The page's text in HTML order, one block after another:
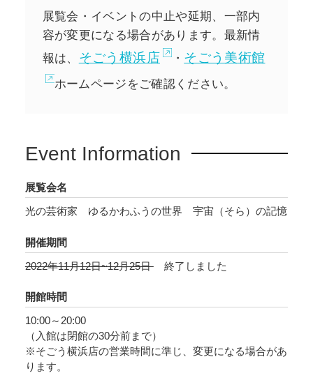
「ゆるかわふう」にとっては、建築模型を作る
ための材料として身近なものでした。ある時、
断熱材の背後から白い光を当ててみたところ、
浮かび上がった美しく鮮やかな「青」が、趣味
のダイビングで魅せられていた海中の「青」に
す。さらに昨年より「光彫り」を不透明なアク
たようにぼかした新シリーズを発表。「光彫
り」の探求は続いています。
本展では、高さ約1.8m、幅約5mの大作をはじ
め、新シリーズの作品、横浜初出品の新作を含
めた約30点を展示いたします。暗い会場の中で
浮かび上がる光。「光彫り」によって描き出さ
れた美しく輝く海や空、生き物や風景。画面の
中に思わず引き込まれ、一瞬にして心が異空間
へと導かれるでしょう。「ゆるかわふう」の創
展覧会・イベントの中止や延期、一部内
容が変更になる場合があります。最新情
報は、 そごう横浜店 ・ そごう美術館
ホームページをご確認ください。
Event Information
展覧会名
光の芸術家 ゆるかわふうの世界 宇宙（そら）の記憶
開催期間
2022年11月12日~12月25日
終了しました
開館時間
10:00～20:00
（入館は閉館の30分前まで）
※そごう横浜店の営業時間に準じ、変更になる場合があ
ります。